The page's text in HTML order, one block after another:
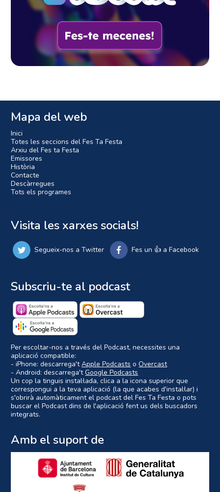
Mapa del web
Inici
Totes les seccions del Fes Ta Festa
Arxiu del Fes ta Festa
Emissores
Història
Contacte
Descàrregues
Tots els programes
Visita les xarxes socials!
Segueix-nos a Twitter Fes un 👍 a Facebook
Subscriu-te al podcast
Per escoltar-nos a través del Podcast, necessites una
aplicació compatible:
- iPhone: descarrega'tApple Podcasts oOvercast
- Android: descarrega'tGoogle Podcasts
Un cop la tinguis instal·lada, clica a la icona superior que
correspongui a la teva aplicació (la que acabes d'instal·lar) i
s'obrirà automàticament el podcast del Fes Ta Festa o pots
buscar el Podcast dins de l'aplicació fent us dels buscadors
integrats.
Amb el suport de